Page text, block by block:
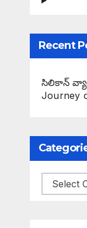
Recent
సిలికాన్
Journey
Categories